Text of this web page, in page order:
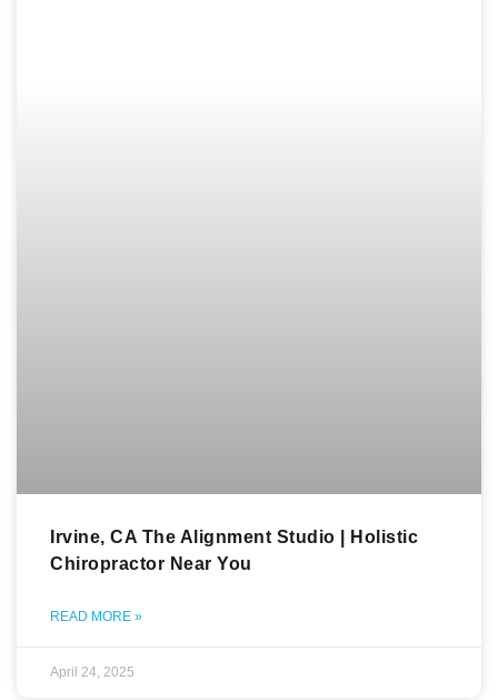
Irvine, CA The Alignment Studio | Holistic
Chiropractor Near You
READ MORE »
April 24, 2025